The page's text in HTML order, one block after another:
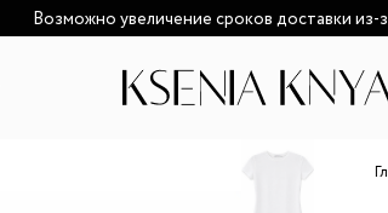
Возможно увеличение сроков доставки из-